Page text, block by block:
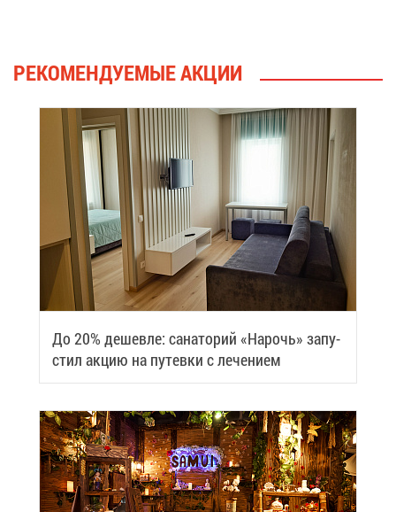
РЕ­КО­МЕН­ДУ­Е­МЫЕ АК­ЦИИ
До 20% де­шев­ле: са­на­то­рий «На­рочь» за­пу­
стил ак­цию на пу­тев­ки с ле­че­ни­ем